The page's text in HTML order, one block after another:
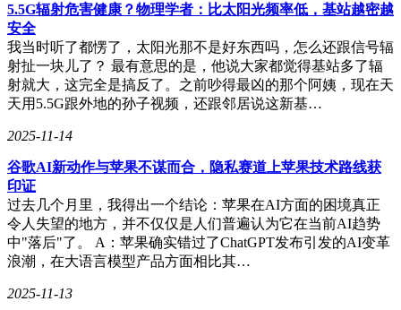
通信技术标准，频谱效率提升三倍、边缘体验达到300-
500Mbps的网络速率是核心指标。在AI时代，端云结合模式成
为主流，未来云侧与端侧智能设备间的数据交互将更加复杂。
边缘速率和时延对流程闭环及其安全性具有重要影响。
Massive Beam和Cell Free技术被认为是实现这些目标的关键。
能量精准聚焦于用户终端，而Cell Free技术则打破了蜂窝网形
态的限制，将网络覆盖边缘区域的性能提升十倍以上，确保网
络体验的稳定一致。
第二大核心需求是突破低能耗、精准定位和感知技术，实现全
场景设备的互联。AI与IoT设备的深度融合带来了更多联接设
备、场景和物理边界的突破。这些新场景和应用对通信技术提
出了新的挑战，如具身智能机器人的低时延、低功耗需求，以
及无源物联的高精度定位和低能耗要求。
5.5G辐射危害健康？物理学者：比太阳光频率低，基站越密越
安全
我当时听了都愣了，太阳光那不是好东西吗，怎么还跟信号辐
射扯一块儿了？ 最有意思的是，他说大家都觉得基站多了辐
射就大，这完全是搞反了。之前吵得最凶的那个阿姨，现在天
天用5.5G跟外地的孙子视频，还跟邻居说这新基…
2025-11-14
谷歌AI新动作与苹果不谋而合，隐私赛道上苹果技术路线获
印证
过去几个月里，我得出一个结论：苹果在AI方面的困境真正
令人失望的地方，并不仅仅是人们普遍认为它在当前AI趋势
中"落后"了。 A：苹果确实错过了ChatGPT发布引发的AI变革
浪潮，在大语言模型产品方面相比其…
2025-11-13